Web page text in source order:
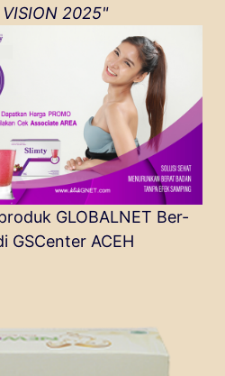
VISION 2025"
GLOBALNET Ber-
GSCenter ACEH